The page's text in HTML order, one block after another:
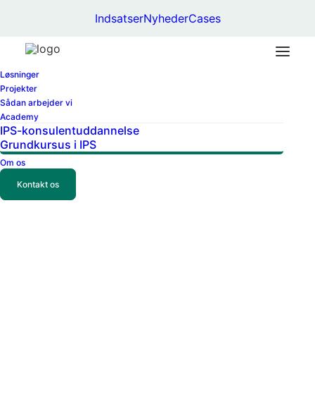
IndsatserNyhederCases
Løsninger
Projekter
Sådan arbejder vi
Academy
IPS-konsulentuddannelse
Grundkursus i IPS
Om os
Kontakt os
Sammen med navneskiftet til Simply